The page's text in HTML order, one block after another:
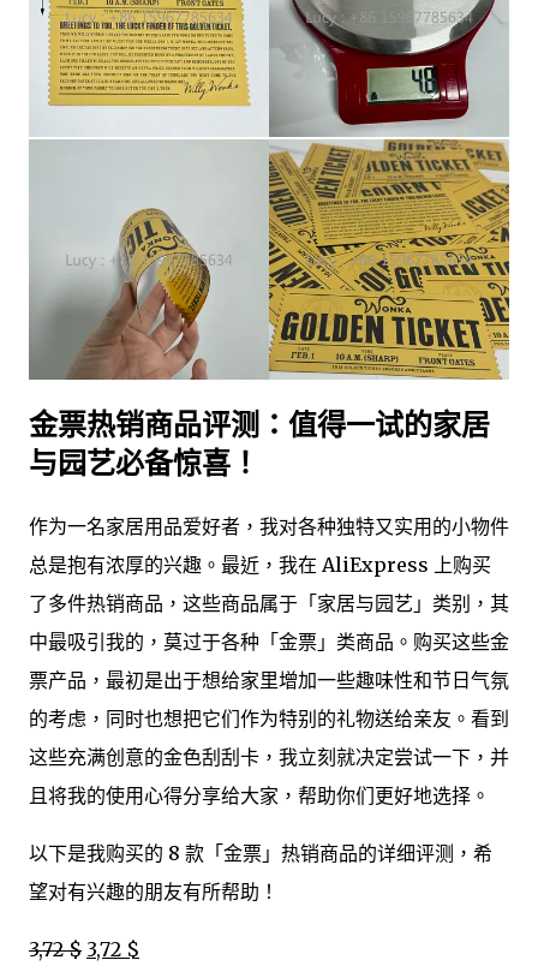
金票热销商品评测：值得一试的家居
与园艺必备惊喜！
作为一名家居用品爱好者，我对各种独特又实用的小物件
总是抱有浓厚的兴趣。最近，我在 AliExpress 上购买
了多件热销商品，这些商品属于「家居与园艺」类别，其
中最吸引我的，莫过于各种「金票」类商品。购买这些金
票产品，最初是出于想给家里增加一些趣味性和节日气氛
的考虑，同时也想把它们作为特别的礼物送给亲友。看到
这些充满创意的金色刮刮卡，我立刻就决定尝试一下，并
且将我的使用心得分享给大家，帮助你们更好地选择。
以下是我购买的 8 款「金票」热销商品的详细评测，希
望对有兴趣的朋友有所帮助！
3,72 $ 3,72 $